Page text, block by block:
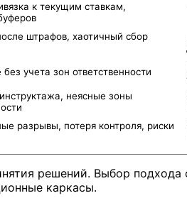
к текущим ставкам,
штрафов, хаотичный сбор
учета зон ответственности
неясные зоны
разрывы, потеря контроля, риски
решений. Выбор подхода
каркасы.